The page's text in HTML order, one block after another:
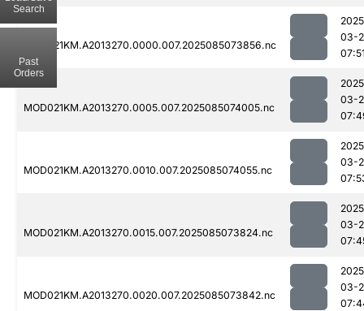
MOD021KM.A2013270.0000.007.2025085073856.nc
03-
MOD021KM.A2013270.0005.007.2025085074005.nc
03-
MOD021KM.A2013270.0010.007.2025085074055.nc
03-
MOD021KM.A2013270.0015.007.2025085073824.nc
03-
MOD021KM.A2013270.0020.007.2025085073842.nc
03-
Search
Past
Orders